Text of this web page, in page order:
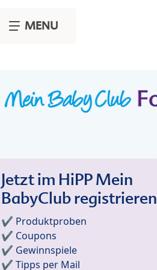
MENU
Jetzt im HiPP Mein
BabyClub registrieren
✔️ Produktproben
✔️ Coupons
✔️ Gewinnspiele
✔️ Tipps per Mail